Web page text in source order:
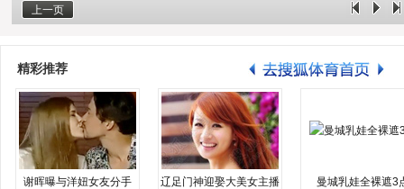
上一页
精彩推荐
谢晖曝与洋妞女友分手 辽足门神迎娶大美女主播 曼城乳娃全裸遮3